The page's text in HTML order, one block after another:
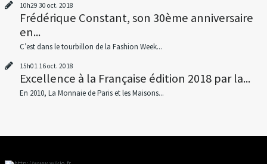
10h29 30 oct. 2018
Frédérique Constant, son 30ème anniversaire
en...
C’est dans le tourbillon de la Fashion Week...
15h01 16oct. 2018
Excellence à la Française édition 2018 par la...
En 2010, La Monnaie de Paris et les Maisons...